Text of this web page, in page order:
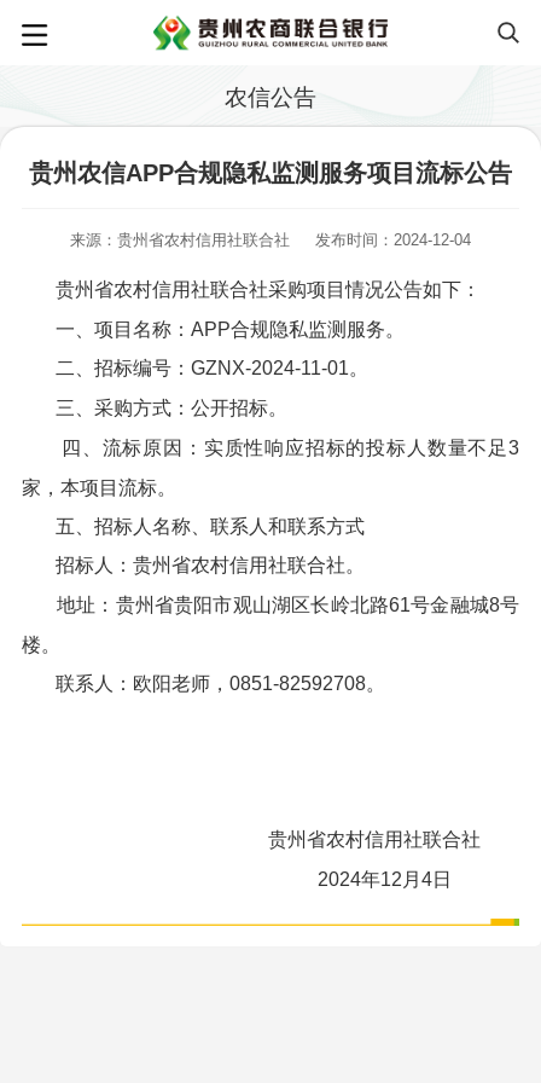
农信公告
贵州农信APP合规隐私监测服务项目流标公告
来源：贵州省农村信用社联合社 发布时间：2024-12-04
贵州省农村信用社联合社采购项目情况公告如下：
一、项目名称：APP合规隐私监测服务。
二、招标编号：GZNX-2024-11-01。
三、采购方式：公开招标。
四、流标原因：实质性响应招标的投标人数量不足3
家，本项目流标。
五、招标人名称、联系人和联系方式
招标人：贵州省农村信用社联合社。
地址：贵州省贵阳市观山湖区长岭北路61号金融城8号
楼。
联系人：欧阳老师，0851-82592708。
贵州省农村信用社联合社
2024年12月4日